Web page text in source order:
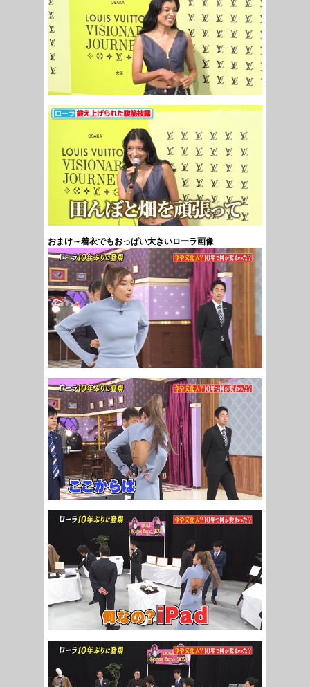
おまけ～着衣でもおっぱい大きいローラ画像